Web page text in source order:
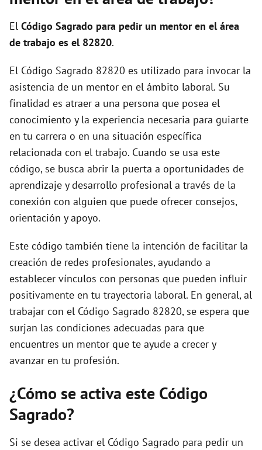
i
e
o
El Código Sagrado para pedir un mentor en el área
de trabajo es el 82820.
El Código Sagrado 82820 es utilizado para invocar la
asistencia de un mentor en el ámbito laboral. Su
finalidad es atraer a una persona que posea el
conocimiento y la experiencia necesaria para guiarte
en tu carrera o en una situación específica
relacionada con el trabajo. Cuando se usa este
código, se busca abrir la puerta a oportunidades de
aprendizaje y desarrollo profesional a través de la
conexión con alguien que puede ofrecer consejos,
orientación y apoyo.
Este código también tiene la intención de facilitar la
creación de redes profesionales, ayudando a
establecer vínculos con personas que pueden influir
positivamente en tu trayectoria laboral. En general, al
trabajar con el Código Sagrado 82820, se espera que
surjan las condiciones adecuadas para que
encuentres un mentor que te ayude a crecer y
avanzar en tu profesión.
¿Cómo se activa este Código
Sagrado?
Si se desea activar el Código Sagrado para pedir un